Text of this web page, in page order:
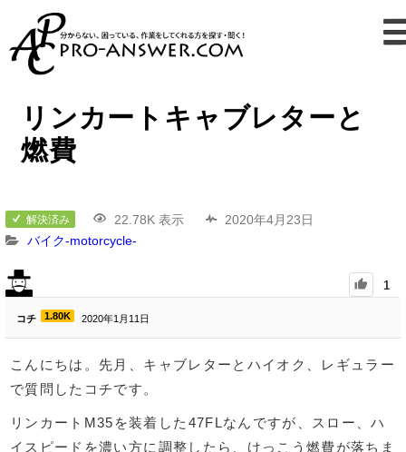
リンカートキャブレターと
燃費
解決済み 22.78K 表示
2020年4月23日
バイク-motorcycle-
1
コチ 1.80K 2020年1月11日
こんにちは。先月、キャブレターとハイオク、レギュラー
で質問したコチです。
リンカートM35を装着した47FLなんですが、スロー、ハ
イスピードを濃い方に調整したら、けっこう燃費が落ちま